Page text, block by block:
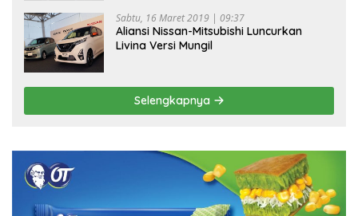
Sabtu, 16 Maret 2019 | 09:37
Aliansi Nissan-Mitsubishi Luncurkan
Livina Versi Mungil
Selengkapnya